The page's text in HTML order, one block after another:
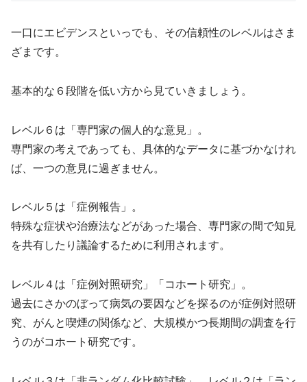
一口にエビデンスといっでも、その信頼性のレベルはさま
ざまです。
基本的な６段階を低い方から見ていきましょう。
レベル６は「専門家の個人的な意見」。
専門家の考えであっても、具体的なデータに基づかなけれ
ば、一つの意見に過ぎません。
レベル５は「症例報告」。
特殊な症状や治療法などがあった場合、専門家の間で知見
を共有したり議論するために利用されます。
レベル４は「症例対照研究」「コホート研究」。
過去にさかのぼって病気の要因などを探るのが症例対照研
究、がんと喫煙の関係など、大規模かつ長期間の調査を行
うのがコホート研究です。